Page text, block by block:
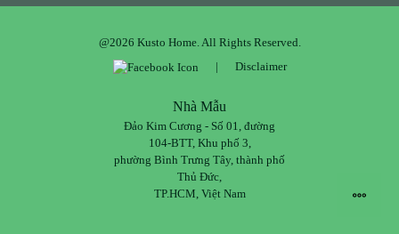
@2026 Kusto Home. All Rights Reserved.
Disclaimer
Nhà Mẫu
Đảo Kim Cương - Số 01, đường
104-BTT, Khu phố 3,
phường Bình Trưng Tây, thành phố
Thủ Đức,
TP.HCM, Việt Nam